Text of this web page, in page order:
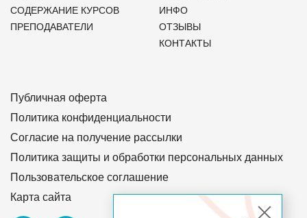
СОДЕРЖАНИЕ КУРСОВ
ПРЕПОДАВАТЕЛИ
ИНФО
ОТЗЫВЫ
КОНТАКТЫ
Публичная оферта
Политика конфиденциальности
Согласие на получение рассылки
Политика защиты и обработки персональных данных
Пользовательское соглашение
Карта сайта